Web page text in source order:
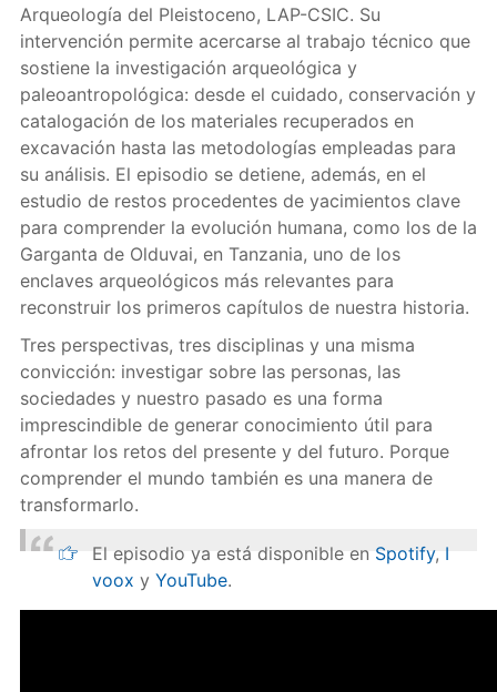
Arqueología del Pleistoceno, LAP-CSIC. Su
intervención permite acercarse al trabajo técnico que
sostiene la investigación arqueológica y
paleoantropológica: desde el cuidado, conservación y
catalogación de los materiales recuperados en
excavación hasta las metodologías empleadas para
su análisis. El episodio se detiene, además, en el
estudio de restos procedentes de yacimientos clave
para comprender la evolución humana, como los de la
Garganta de Olduvai, en Tanzania, uno de los
enclaves arqueológicos más relevantes para
reconstruir los primeros capítulos de nuestra historia.
Tres perspectivas, tres disciplinas y una misma
convicción: investigar sobre las personas, las
sociedades y nuestro pasado es una forma
imprescindible de generar conocimiento útil para
afrontar los retos del presente y del futuro. Porque
comprender el mundo también es una manera de
transformarlo.
El episodio ya está disponible en Spotify, I
voox y YouTube.